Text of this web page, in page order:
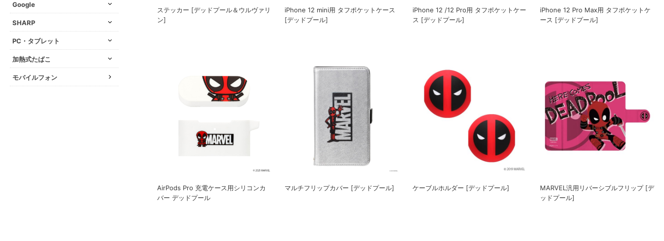
Google
SHARP
PC・タブレット
加熱式たばこ
モバイルフォン
ステッカー [デッドプール＆ウルヴァリ
ン]
iPhone 12 mini用 タフポケットケース
[デッドプール]
iPhone 12 /12 Pro用 タフポケットケー
ス [デッドプール]
iPhone 12 Pro Max用 タフポケットケ
ース [デッドプール]
AirPods Pro 充電ケース用シリコンカ
バー デッドプール
マルチフリップカバー [デッドプール] ケーブルホルダー [デッドプール]
MARVEL汎用リバーシブルフリップ [デ
ッドプール]